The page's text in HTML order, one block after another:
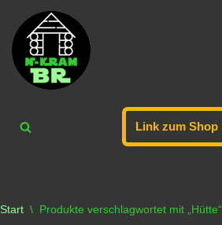
Zum
Inhalt
springen
Link zum Shop
Start \ Produkte verschlagwortet mit „Hütte“